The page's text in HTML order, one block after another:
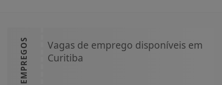
EMPREGOS
Vagas de emprego disponíveis em
Curitiba